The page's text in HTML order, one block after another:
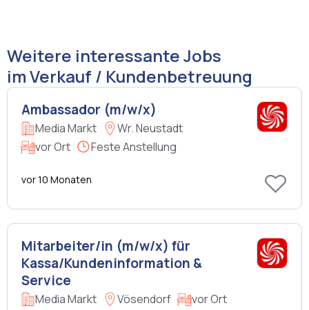
Weitere interessante Jobs
im Verkauf / Kundenbetreuung
Ambassador (m/w/x)
Media Markt
Wr. Neustadt
vor Ort
Feste Anstellung
vor 10 Monaten
Mitarbeiter/in (m/w/x) für
Kassa/Kundeninformation &
Service
Media Markt Vösendorf vor Ort